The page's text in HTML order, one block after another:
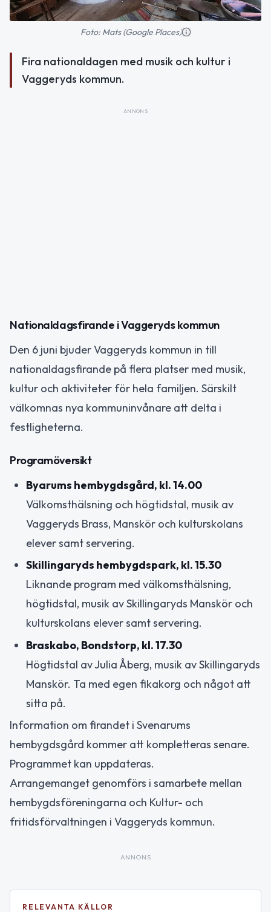
Foto: Mats (Google Places)
Fira nationaldagen med musik och kultur i
Vaggeryds kommun.
ANNONS
Nationaldagsfirande i Vaggeryds kommun
Den 6 juni bjuder Vaggeryds kommun in till
nationaldagsfirande på flera platser med musik,
kultur och aktiviteter för hela familjen. Särskilt
välkomnas nya kommuninvånare att delta i
festligheterna.
Programöversikt
Byarums hembygdsgård, kl. 14.00
Välkomsthälsning och högtidstal, musik av
Vaggeryds Brass, Manskör och kulturskolans
elever samt servering.
Skillingaryds hembygdspark, kl. 15.30
Liknande program med välkomsthälsning,
högtidstal, musik av Skillingaryds Manskör och
kulturskolans elever samt servering.
Braskabo, Bondstorp, kl. 17.30
Högtidstal av Julia Åberg, musik av Skillingaryds
Manskör. Ta med egen fikakorg och något att
sitta på.
Information om firandet i Svenarums
hembygdsgård kommer att kompletteras senare.
Programmet kan uppdateras.
Arrangemanget genomförs i samarbete mellan
hembygdsföreningarna och Kultur- och
fritidsförvaltningen i Vaggeryds kommun.
ANNONS
RELEVANTA KÄLLOR